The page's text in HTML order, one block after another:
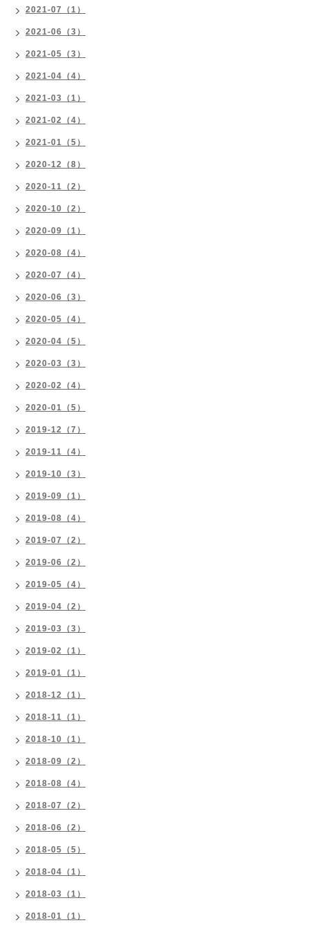
2021-07（1）
2021-06（3）
2021-05（3）
2021-04（4）
2021-03（1）
2021-02（4）
2021-01（5）
2020-12（8）
2020-11（2）
2020-10（2）
2020-09（1）
2020-08（4）
2020-07（4）
2020-06（3）
2020-05（4）
2020-04（5）
2020-03（3）
2020-02（4）
2020-01（5）
2019-12（7）
2019-11（4）
2019-10（3）
2019-09（1）
2019-08（4）
2019-07（2）
2019-06（2）
2019-05（4）
2019-04（2）
2019-03（3）
2019-02（1）
2019-01（1）
2018-12（1）
2018-11（1）
2018-10（1）
2018-09（2）
2018-08（4）
2018-07（2）
2018-06（2）
2018-05（5）
2018-04（1）
2018-03（1）
2018-01（1）